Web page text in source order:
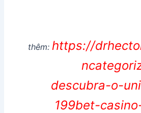
thêm: https://
descubra-o-
199bet-